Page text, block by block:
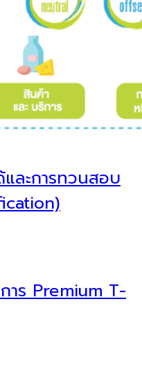
ละการทวนสอบ
าร Premium T-